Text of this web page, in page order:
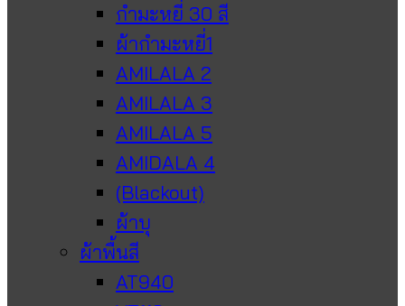
กำมะหยี่ 30 สี
ผ้ากำมะหยี่1
AMILALA 2
AMILALA 3
AMILALA 5
AMIDALA 4
(Blackout)
ผ้าบุ
ผ้าพื้นสี
AT940